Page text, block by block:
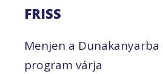
FRISS
Menjen a Dunakanyarba
program várja